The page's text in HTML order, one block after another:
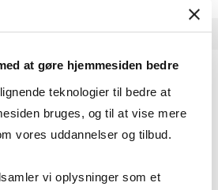
at gøre hjemmesiden bedre
teknologier til bedre at
bruges, og til at vise mere
vores uddannelser og tilbud.
vi oplysninger som et
og fi­lo­so­fi
i vores komplekse verden.